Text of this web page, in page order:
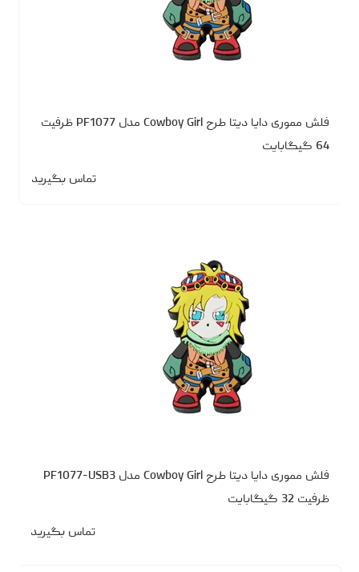
فلش مموری دایا دیتا طرح Cowboy Girl مدل PF1077 ظرفیت
64 گیگابایت
تماس بگیرید
فلش مموری دایا دیتا طرح Cowboy Girl مدل PF1077-USB3
ظرفیت 32 گیگابایت
تماس بگیرید